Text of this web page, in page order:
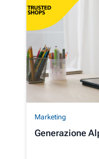
Marketing
Generazione